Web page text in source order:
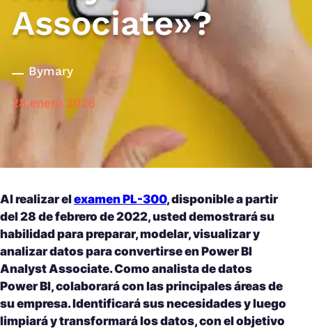
Associate»?
Bymary
28 enero 2026
Al realizar elexamen PL-300, disponible a partir
del 28 de febrero de 2022, usted demostrará su
habilidad para preparar, modelar, visualizar y
analizar datos para convertirse en Power BI
Analyst Associate. Como analista de datos
Power BI, colaborará con las principales áreas de
su empresa. Identificará sus necesidades y luego
limpiará y transformará los datos, con el objetivo